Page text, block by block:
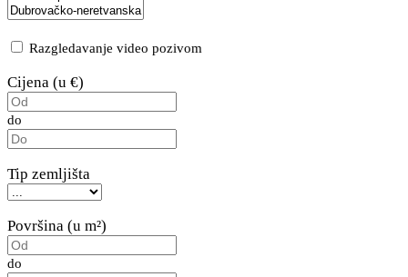
Razgledavanje video pozivom
Cijena (u €)
do
Tip zemljišta
Površina (u m²)
do